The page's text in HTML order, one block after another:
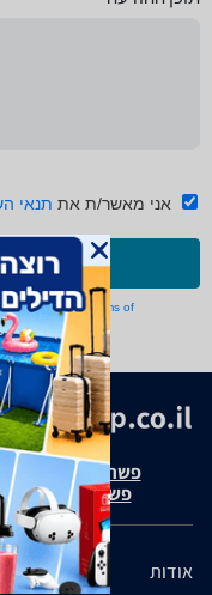
אני מאשר/ת את תנאי
Policyand Terms of
פשרה בת"צ אבנצ'יק נ'
פשרה בת"צ כהנים נ'
אודות